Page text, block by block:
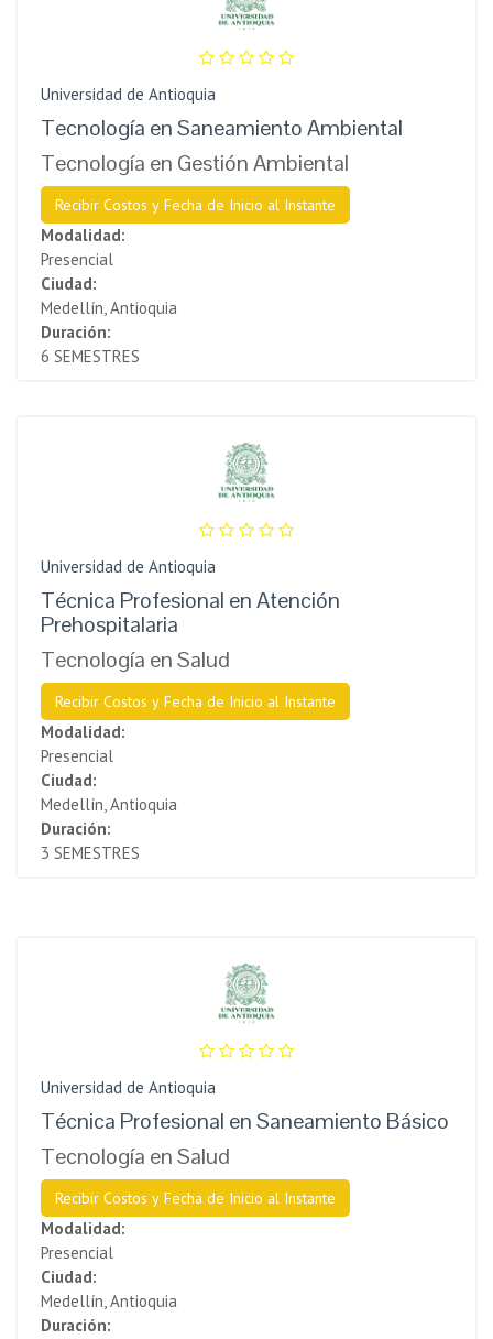
Universidad de Antioquia
Tecnología en Saneamiento Ambiental
Tecnología en Gestión Ambiental
Recibir Costos y Fecha de Inicio al Instante
Modalidad:
Presencial
Ciudad:
Medellín, Antioquia
Duración:
6 SEMESTRES
Universidad de Antioquia
Técnica Profesional en Atención
Prehospitalaria
Tecnología en Salud
Recibir Costos y Fecha de Inicio al Instante
Modalidad:
Presencial
Ciudad:
Medellín, Antioquia
Duración:
3 SEMESTRES
Universidad de Antioquia
Técnica Profesional en Saneamiento Básico
Tecnología en Salud
Recibir Costos y Fecha de Inicio al Instante
Modalidad:
Presencial
Ciudad:
Medellín, Antioquia
Duración: